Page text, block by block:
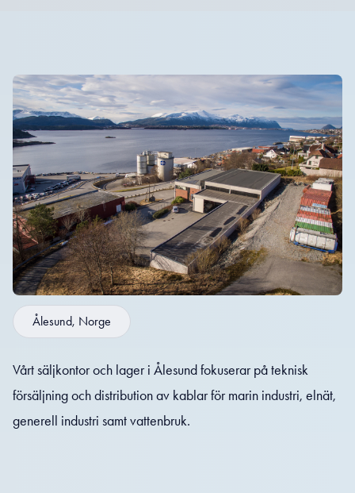
Ålesund, Norge
Vårt säljkontor och lager i Ålesund fokuserar på teknisk
försäljning och distribution av kablar för marin industri, elnät,
generell industri samt vattenbruk.